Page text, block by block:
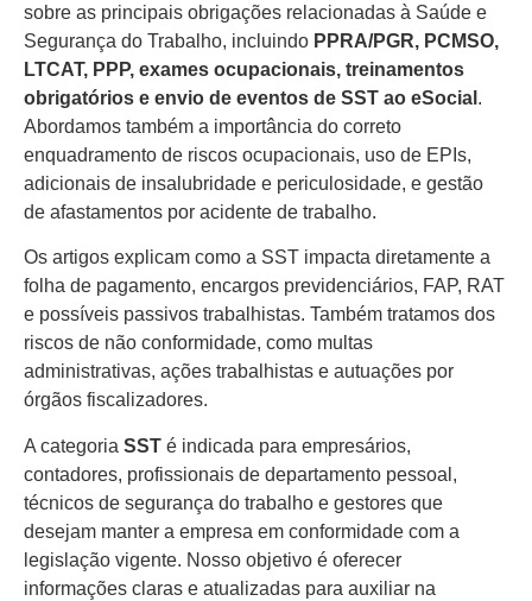
sobre as principais obrigações relacionadas à Saúde e
Segurança do Trabalho, incluindo PPRA/PGR, PCMSO,
LTCAT, PPP, exames ocupacionais, treinamentos
obrigatórios e envio de eventos de SST ao eSocial .
Abordamos também a importância do correto
enquadramento de riscos ocupacionais, uso de EPIs,
adicionais de insalubridade e periculosidade, e gestão
de afastamentos por acidente de trabalho.
Os artigos explicam como a SST impacta diretamente a
folha de pagamento, encargos previdenciários, FAP, RAT
e possíveis passivos trabalhistas. Também tratamos dos
riscos de não conformidade, como multas
administrativas, ações trabalhistas e autuações por
órgãos fiscalizadores.
A categoria SST é indicada para empresários,
contadores, profissionais de departamento pessoal,
técnicos de segurança do trabalho e gestores que
desejam manter a empresa em conformidade com a
legislação vigente. Nosso objetivo é oferecer
informações claras e atualizadas para auxiliar na